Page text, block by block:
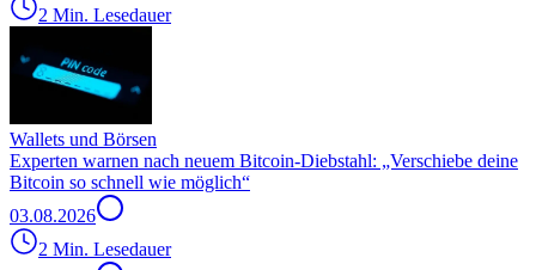
2 Min. Lesedauer
Wallets und Börsen
Experten warnen nach neuem Bitcoin-Diebstahl: „Verschiebe deine
Bitcoin so schnell wie möglich“
03.08.2026
2 Min. Lesedauer